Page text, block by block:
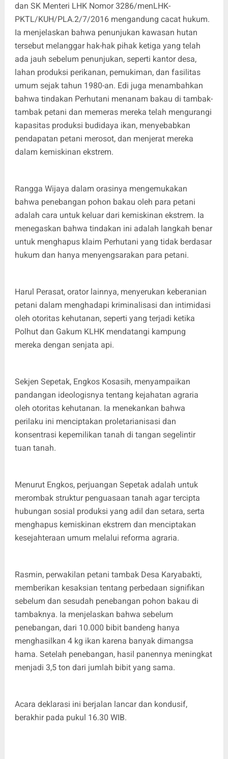
dan SK Menteri LHK Nomor 3286/menLHK-
PKTL/KUH/PLA.2/7/2016 mengandung cacat hukum.
Ia menjelaskan bahwa penunjukan kawasan hutan
tersebut melanggar hak-hak pihak ketiga yang telah
ada jauh sebelum penunjukan, seperti kantor desa,
lahan produksi perikanan, pemukiman, dan fasilitas
umum sejak tahun 1980-an. Edi juga menambahkan
bahwa tindakan Perhutani menanam bakau di tambak-
tambak petani dan memeras mereka telah mengurangi
kapasitas produksi budidaya ikan, menyebabkan
pendapatan petani merosot, dan menjerat mereka
dalam kemiskinan ekstrem.
Rangga Wijaya dalam orasinya mengemukakan
bahwa penebangan pohon bakau oleh para petani
adalah cara untuk keluar dari kemiskinan ekstrem. Ia
menegaskan bahwa tindakan ini adalah langkah benar
untuk menghapus klaim Perhutani yang tidak berdasar
hukum dan hanya menyengsarakan para petani.
Harul Perasat, orator lainnya, menyerukan keberanian
petani dalam menghadapi kriminalisasi dan intimidasi
oleh otoritas kehutanan, seperti yang terjadi ketika
Polhut dan Gakum KLHK mendatangi kampung
mereka dengan senjata api.
Sekjen Sepetak, Engkos Kosasih, menyampaikan
pandangan ideologisnya tentang kejahatan agraria
oleh otoritas kehutanan. Ia menekankan bahwa
perilaku ini menciptakan proletarianisasi dan
konsentrasi kepemilikan tanah di tangan segelintir
tuan tanah.
Menurut Engkos, perjuangan Sepetak adalah untuk
merombak struktur penguasaan tanah agar tercipta
hubungan sosial produksi yang adil dan setara, serta
menghapus kemiskinan ekstrem dan menciptakan
kesejahteraan umum melalui reforma agraria.
Rasmin, perwakilan petani tambak Desa Karyabakti,
memberikan kesaksian tentang perbedaan signifikan
sebelum dan sesudah penebangan pohon bakau di
tambaknya. Ia menjelaskan bahwa sebelum
penebangan, dari 10.000 bibit bandeng hanya
menghasilkan 4 kg ikan karena banyak dimangsa
hama. Setelah penebangan, hasil panennya meningkat
menjadi 3,5 ton dari jumlah bibit yang sama.
Acara deklarasi ini berjalan lancar dan kondusif,
berakhir pada pukul 16.30 WIB.